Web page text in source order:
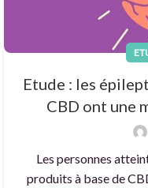
Etude : les
CBD ont une
Les personnes
produits à base de